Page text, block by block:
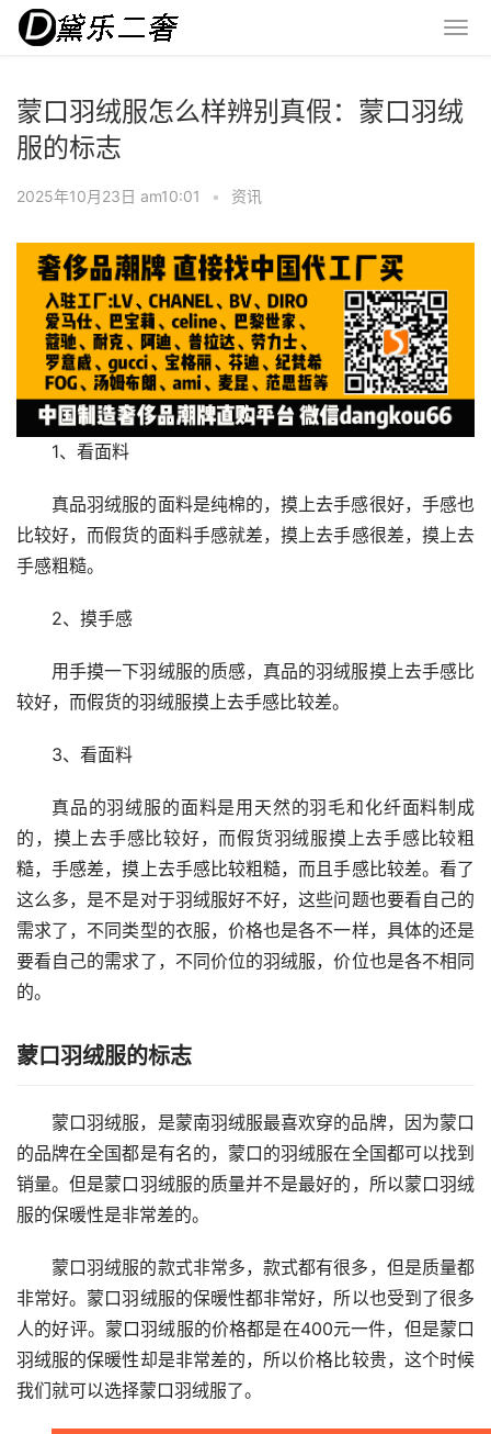
蒙口羽绒服怎么样辨别真假：蒙口羽绒
服的标志
2025年10月23日 am10:01 • 资讯
1、看面料
真品羽绒服的面料是纯棉的，摸上去手感很好，手感也
比较好，而假货的面料手感就差，摸上去手感很差，摸上去
手感粗糙。
2、摸手感
用手摸一下羽绒服的质感，真品的羽绒服摸上去手感比
较好，而假货的羽绒服摸上去手感比较差。
3、看面料
真品的羽绒服的面料是用天然的羽毛和化纤面料制成
的，摸上去手感比较好，而假货羽绒服摸上去手感比较粗
糙，手感差，摸上去手感比较粗糙，而且手感比较差。看了
这么多，是不是对于羽绒服好不好，这些问题也要看自己的
需求了，不同类型的衣服，价格也是各不一样，具体的还是
要看自己的需求了，不同价位的羽绒服，价位也是各不相同
的。
蒙口羽绒服的标志
蒙口羽绒服，是蒙南羽绒服最喜欢穿的品牌，因为蒙口
的品牌在全国都是有名的，蒙口的羽绒服在全国都可以找到
销量。但是蒙口羽绒服的质量并不是最好的，所以蒙口羽绒
服的保暖性是非常差的。
蒙口羽绒服的款式非常多，款式都有很多，但是质量都
非常好。蒙口羽绒服的保暖性都非常好，所以也受到了很多
人的好评。蒙口羽绒服的价格都是在400元一件，但是蒙口
羽绒服的保暖性却是非常差的，所以价格比较贵，这个时候
我们就可以选择蒙口羽绒服了。